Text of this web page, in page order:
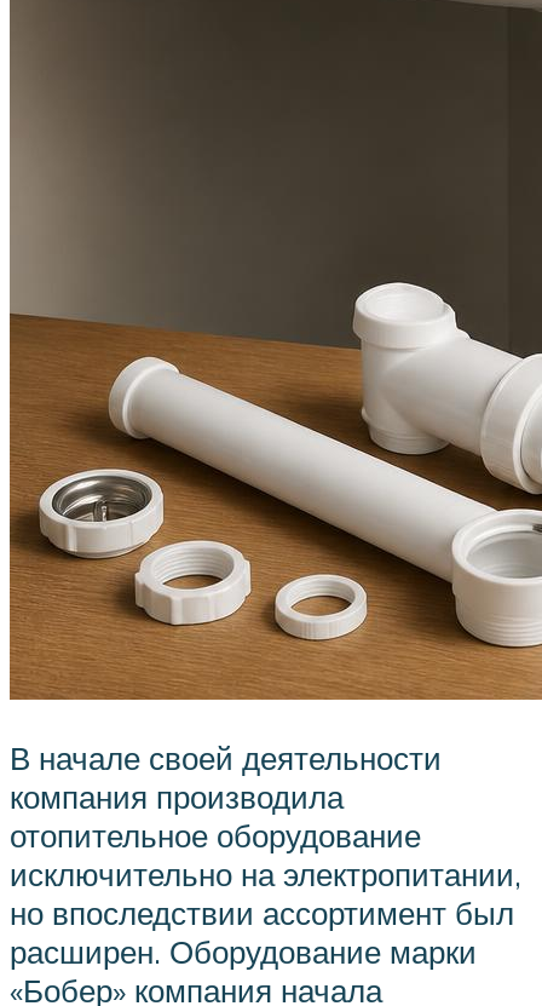
В начале своей деятельности
компания производила
отопительное оборудование
исключительно на электропитании,
но впоследствии ассортимент был
расширен. Оборудование марки
«Бобер» компания начала